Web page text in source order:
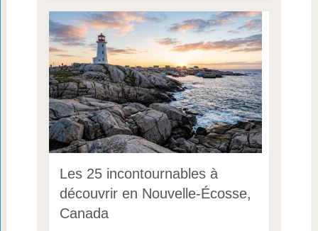
Les 25 incontournables à
découvrir en Nouvelle-Écosse,
Canada